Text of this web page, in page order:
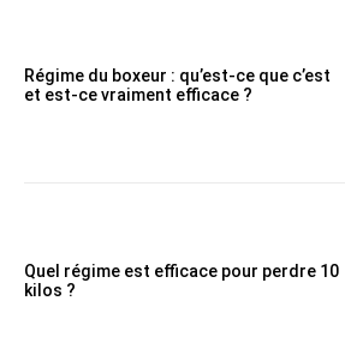
Régime du boxeur : qu’est-ce que c’est
et est-ce vraiment efficace ?
Quel régime est efficace pour perdre 10
kilos ?